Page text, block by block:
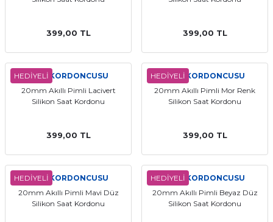
399,00 TL 399,00 TL
HEDİYELİ
SAATKORDONCUSU
20mm Akıllı Pimli Lacivert
Silikon Saat Kordonu
399,00 TL
HEDİYELİ
SAATKORDONCUSU
20mm Akıllı Pimli Mor Renk
Silikon Saat Kordonu
399,00 TL
HEDİYELİ
SAATKORDONCUSU
20mm Akıllı Pimli Mavi Düz
Silikon Saat Kordonu
HEDİYELİ
SAATKORDONCUSU
20mm Akıllı Pimli Beyaz Düz
Silikon Saat Kordonu